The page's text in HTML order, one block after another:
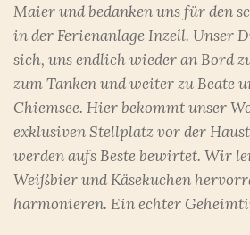
Maier und bedanken uns für den
in der Ferienanlage Inzell. Unser
sich, uns endlich wieder an Bord
zum Tanken und weiter zu Beate
Chiemsee. Hier bekommt unser
exklusiven Stellplatz vor der
werden aufs Beste bewirtet. Wir
Weißbier und Käsekuchen
harmonieren. Ein echter